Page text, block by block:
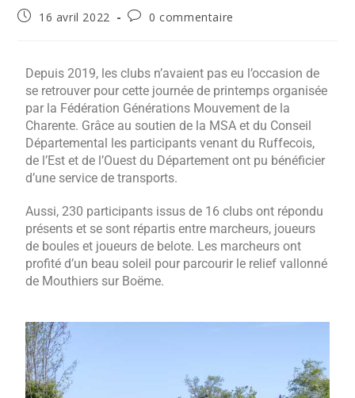
16 avril 2022 0 commentaire
Depuis 2019, les clubs n’avaient pas eu l’occasion de
se retrouver pour cette journée de printemps organisée
par la Fédération Générations Mouvement de la
Charente. Grâce au soutien de la MSA et du Conseil
Départemental les participants venant du Ruffecois,
de l’Est et de l’Ouest du Département ont pu bénéficier
d’une service de transports.
Aussi, 230 participants issus de 16 clubs ont répondu
présents et se sont répartis entre marcheurs, joueurs
de boules et joueurs de belote. Les marcheurs ont
profité d’un beau soleil pour parcourir le relief vallonné
de Mouthiers sur Boëme.